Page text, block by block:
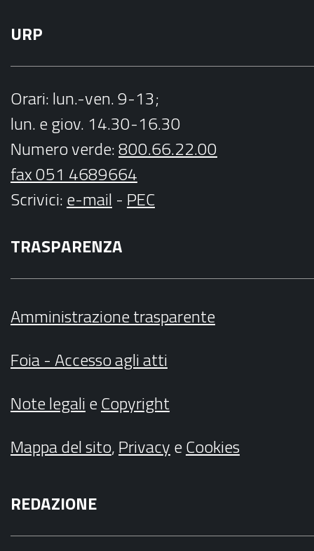
URP
Orari: lun.-ven. 9-13;
lun. e giov. 14.30-16.30
Numero verde:800.66.22.00
fax 051 4689664
Scrivici:e-mail - PEC
TRASPARENZA
Amministrazione trasparente
Foia - Accesso agli atti
Note legalieCopyright
Mappa del sito,PrivacyeCookies
REDAZIONE